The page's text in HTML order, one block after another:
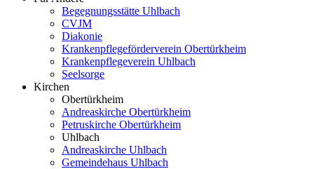
Begegnungsstätte Uhlbach
CVJM
Diakonie
Krankenpflegeförderverein Obertürkheim
Krankenpflegeverein Uhlbach
Seelsorge
Kirchen
Obertürkheim
Andreaskirche Obertürkheim
Petruskirche Obertürkheim
Uhlbach
Andreaskirche Uhlbach
Gemeindehaus Uhlbach